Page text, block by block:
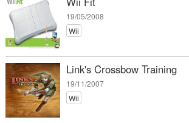
19/05/2008
Wii
Link's Crossbow Training
19/11/2007
Wii